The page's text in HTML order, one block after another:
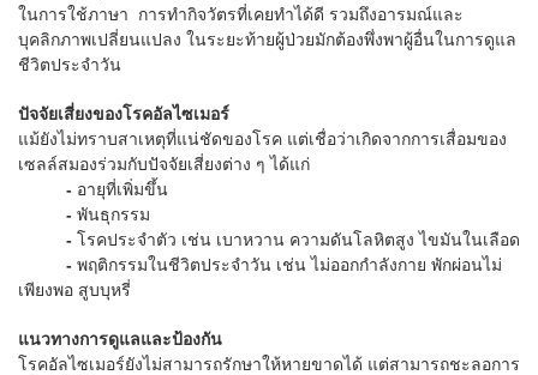
ในการใช้ภาษา การทำกิจวัตรที่เคยทำได้ดี รวมถึงอารมณ์และ
บุคลิกภาพเปลี่ยนแปลง ในระยะท้ายผู้ป่วยมักต้องพึ่งพาผู้อื่นในการดูแล
ชีวิตประจำวัน
ปัจจัยเสี่ยงของโรคอัลไซเมอร์
แม้ยังไม่ทราบสาเหตุที่แน่ชัดของโรค แต่เชื่อว่าเกิดจากการเสื่อมของ
เซลล์สมองร่วมกับปัจจัยเสี่ยงต่าง ๆ ได้แก่
- อายุที่เพิ่มขึ้น
- พันธุกรรม
- โรคประจำตัว เช่น เบาหวาน ความดันโลหิตสูง ไขมันในเลือด
- พฤติกรรมในชีวิตประจำวัน เช่น ไม่ออกกำลังกาย พักผ่อนไม่
เพียงพอ สูบบุหรี่
แนวทางการดูแลและป้องกัน
โรคอัลไซเมอร์ยังไม่สามารถรักษาให้หายขาดได้ แต่สามารถชะลอการ